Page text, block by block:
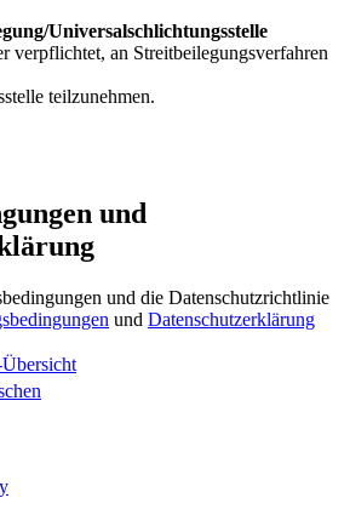
Universalschlichtungsstelle
verpflichtet, an Streitbeilegungsverfahren
teilzunehmen.
und
und die Datenschutzrichtlinie
und Datenschutzerklärung